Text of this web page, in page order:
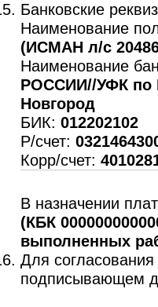
Банковские
Наименование
(ИСМАН л/с
Наименование
РОССИИ//УФК по
Новгород
БИК: 012202102
Р/счет:
Корр/счет:
В назначении
(КБК
выполненных
Для
подписывающем